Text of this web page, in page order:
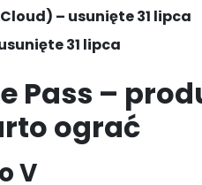
– usunięte 31 lipca
31 lipca
Pass –
ograć
V